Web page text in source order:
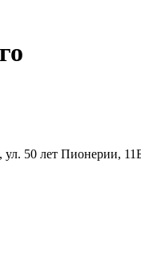
50 лет Пионерии,